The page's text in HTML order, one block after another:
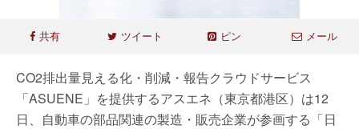
共有 ツイート ピン メール
CO2排出量見える化・削減・報告クラウドサービス
「ASUENE」を提供するアスエネ（東京都港区）は12
日、自動車の部品関連の製造・販売企業が参画する「日